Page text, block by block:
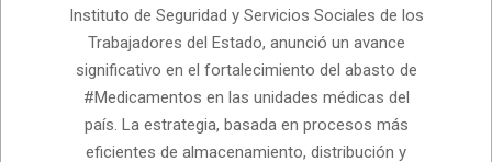
Instituto de Seguridad y Servicios Sociales de los
Trabajadores del Estado, anunció un avance
significativo en el fortalecimiento del abasto de
#Medicamentos en las unidades médicas del
país. La estrategia, basada en procesos más
eficientes de almacenamiento, distribución y